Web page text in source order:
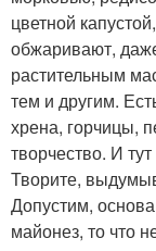
цветной
обжаривают,
растительным
тем и другим.
хрена, горчицы,
творчество. И
Творите,
Допустим,
майонез, то что